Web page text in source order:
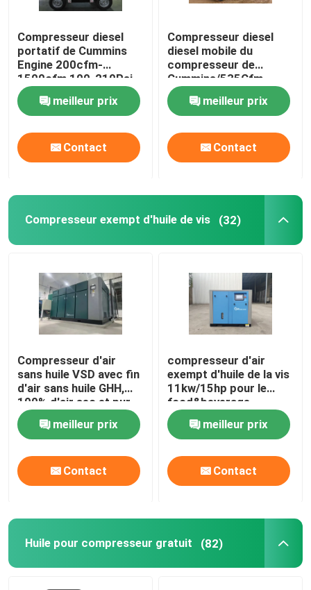
Au sujet de nous
Visite d'usine
Contrôle de qualité
Contactez-nous
Cas
Demandez une citation
compresseur d'air de vis
Compresseur de vis de VSD
Compresseur diesel de vis
Compresseur exempt d'huile de l'oxygène
Compresseur diesel
portatif de Cummins
Engine 200cfm-
1500cfm 100-210Psi
meilleur prix
Contact
Compresseur diesel
diesel mobile du
compresseur de
Cummins/535Cfm
190Psi pour sabler
meilleur prix
Contact
Compresseur exempt d'huile de vis (32)
Compresseur d'air
sans huile VSD avec fin
d'air sans huile GHH,
100% d'air sec et pur
meilleur prix
Contact
compresseur d'air
exempt d'huile de la vis
11kw/15hp pour le
food&beverage
meilleur prix
Contact
Huile pour compresseur gratuit (82)